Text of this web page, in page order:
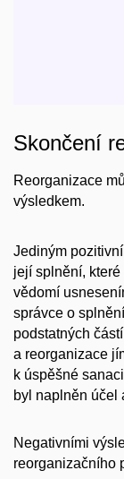
Skončení
Reorganizace
výsledkem.
Jediným
její splnění,
vědomí
správce o
podstatných
a reorganizace
k úspěšné
byl naplněn účel
Negativními
reorganizačního